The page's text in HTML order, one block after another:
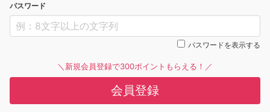
パスワード
パスワードを表示する
＼新規会員登録で300ポイントもらえる！／
会員登録